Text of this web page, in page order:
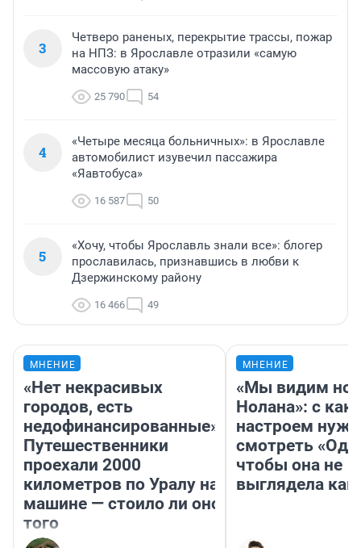
3
Четверо раненых, перекрытие трассы, пожар
на НПЗ: в Ярославле отразили «самую
массовую атаку»
25 790 54
4
«Четыре месяца больничных»: в Ярославле
автомобилист изувечил пассажира
«Яавтобуса»
16 587 50
5
«Хочу, чтобы Ярославль знали все»: блогер
прославилась, признавшись в любви к
Дзержинскому району
16 466 49
МНЕНИЕ
«Нет некрасивых
городов, есть
недофинансированные».
Путешественники
проехали 2000
километров по Уралу на
машине — стоило ли оно
того
МНЕНИЕ
«Мы видим
Нолана»: с
настроем
смотреть
чтобы она не
выглядела как